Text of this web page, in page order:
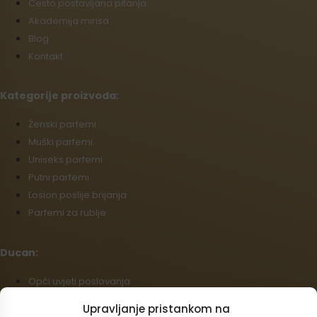
Upravljanje pristankom na
Često postavljana pitanja
Akademija mirisa
Blog
Kontakt
Kategorije proizvoda:
Źenski parfemi
Muški parfemi
Uniseks parfemi
Putni parfemi
Losion poslije brijanja
Parfemi za rublje
Ducan:
Opći uvjeti poslovanja